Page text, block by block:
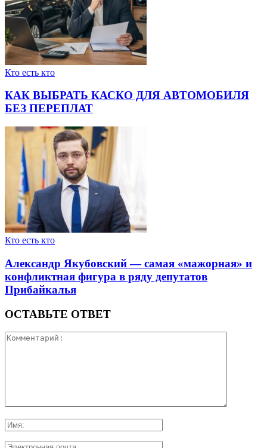
Кто есть кто
КАК ВЫБРАТЬ КАСКО ДЛЯ АВТОМОБИЛЯ
БЕЗ ПЕРЕПЛАТ
Кто есть кто
Александр Якубовский — самая «мажорная» и
конфликтная фигура в ряду депутатов
Прибайкалья
ОСТАВЬТЕ ОТВЕТ